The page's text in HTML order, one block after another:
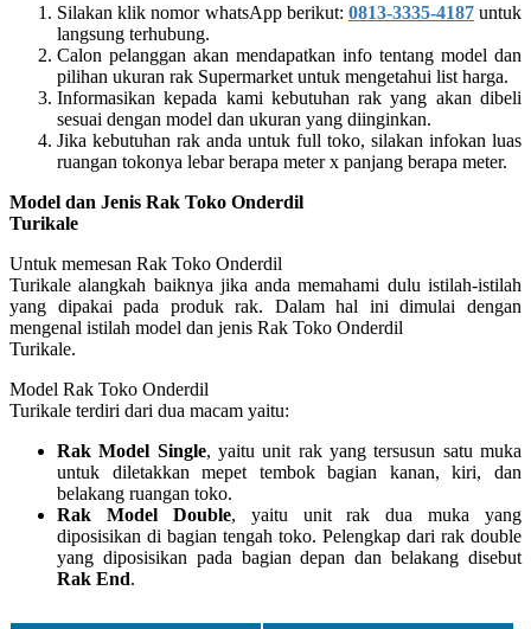
Silakan klik nomor whatsApp berikut: 0813-3335-4187untuk
langsung terhubung.
Calon pelanggan akan mendapatkan info tentang model dan
pilihan ukuran rak Supermarket untuk mengetahui list harga.
Informasikan kepada kami kebutuhan rak yang akan dibeli
sesuai dengan model dan ukuran yang diinginkan.
Jika kebutuhan rak anda untuk full toko, silakan infokan luas
ruangan tokonya lebar berapa meter x panjang berapa meter.
Model dan Jenis Rak Toko Onderdil
Turikale
Untuk memesan Rak Toko Onderdil
Turikale alangkah baiknya jika anda memahami dulu istilah-istilah
yang dipakai pada produk rak. Dalam hal ini dimulai dengan
mengenal istilah model dan jenis Rak Toko Onderdil
Turikale.
Model Rak Toko Onderdil
Turikale terdiri dari dua macam yaitu:
Rak Model Single, yaitu unit rak yang tersusun satu muka
untuk diletakkan mepet tembok bagian kanan, kiri, dan
belakang ruangan toko.
Rak Model Double, yaitu unit rak dua muka yang
diposisikan di bagian tengah toko. Pelengkap dari rak double
yang diposisikan pada bagian depan dan belakang disebut
Rak End.